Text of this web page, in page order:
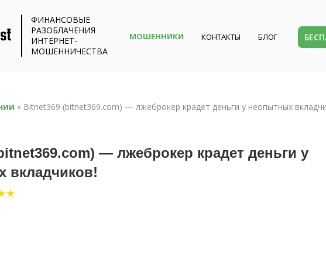
ФИНАНСОВЫЕ
РАЗОБЛАЧЕНИЯ
ИНТЕРНЕТ-
МОШЕННИЧЕСТВА
МОШЕННИКИ КОНТАКТЫ БЛОГ
» Bitnet369 (bitnet369.com) — лжеброкер крадет деньги у неопытных
— лжеброкер крадет деньги у
вкладчиков!
★